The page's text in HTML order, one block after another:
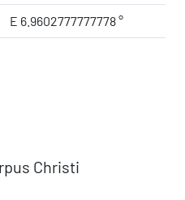
E 6.9602777777778 °
Christi